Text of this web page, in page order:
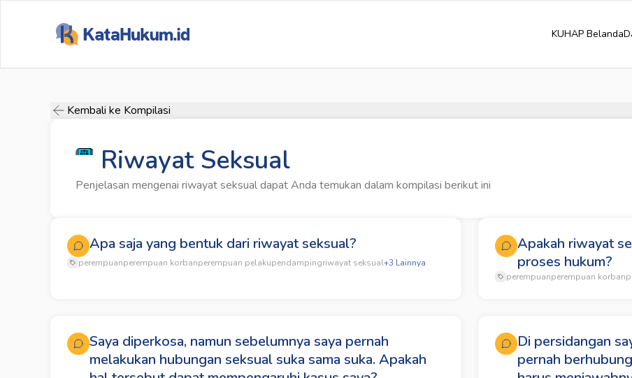
KUHAP Belanda
Kembali ke Kompilasi
Riwayat Seksual
Penjelasan mengenai riwayat seksual dapat Anda temukan dalam kompilasi berikut ini
Apa saja yang bentuk dari riwayat seksual?
perempuanperempuan korbanperempuan pelakupendampingriwayat seksual+3 Lainnya
Apakah riwayat
proses hukum?
perempuanperempuan korban
Saya diperkosa, namun sebelumnya saya pernah
melakukan hubungan seksual suka sama suka. Apakah
Di persidangan
pernah